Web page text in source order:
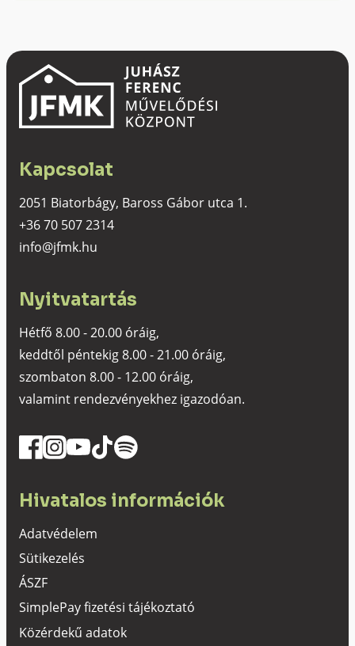
Kapcsolat
2051 Biatorbágy, Baross Gábor utca 1.
+36 70 507 2314
info@jfmk.hu
Nyitvatartás
Hétfő 8.00 - 20.00 óráig,
keddtől péntekig 8.00 - 21.00 óráig,
szombaton 8.00 - 12.00 óráig,
valamint rendezvényekhez igazodóan.
Hivatalos információk
Adatvédelem
Sütikezelés
ÁSZF
SimplePay fizetési tájékoztató
Közérdekű adatok